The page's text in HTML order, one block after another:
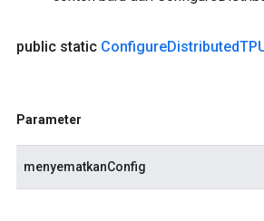
public static ConfigureDistributed
Parameter
menyematkanConfig